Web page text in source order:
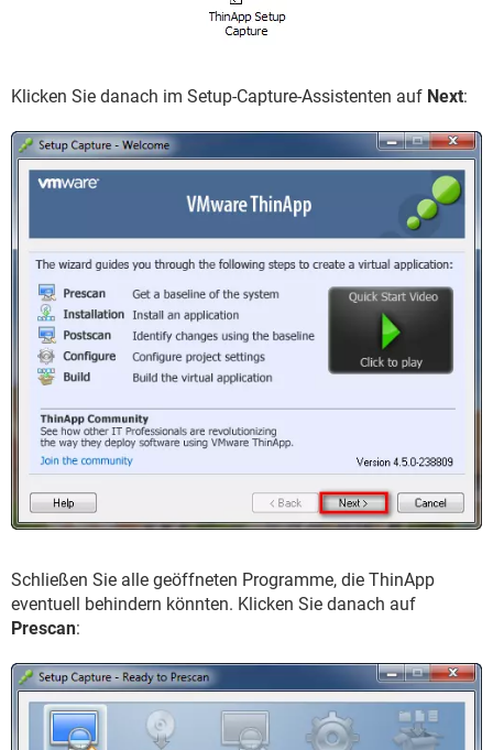
Klicken Sie danach im Setup-Capture-Assistenten auf Next:
Schließen Sie alle geöffneten Programme, die ThinApp
eventuell behindern könnten. Klicken Sie danach auf
Prescan: